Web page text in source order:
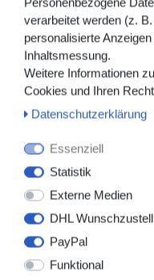
Die EKG-Daten werden
oder macOS-PC
bietet:
Darstellung aller
automatische
statistische
Export der
Dies ermöglicht eine
Kardiologen,Hausärzte
Tragekomfort und
verarbeitet werden (z.
personalisierte
Inhaltsmessung.
Weitere Informationen
Cookies und Ihren
Daten­schutz­erklärung
Essenziell
Statistik
Externe Medien
DHL
PayPal
Funktional